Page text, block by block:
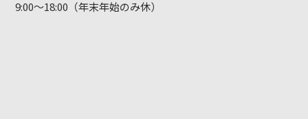
9:00～18:00（年末年始のみ休）